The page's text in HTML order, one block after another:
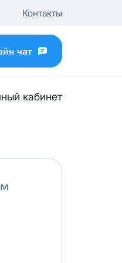
Контакты
чат
кабинет
...